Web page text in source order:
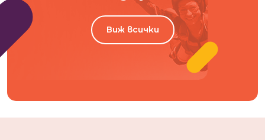
Виж всички